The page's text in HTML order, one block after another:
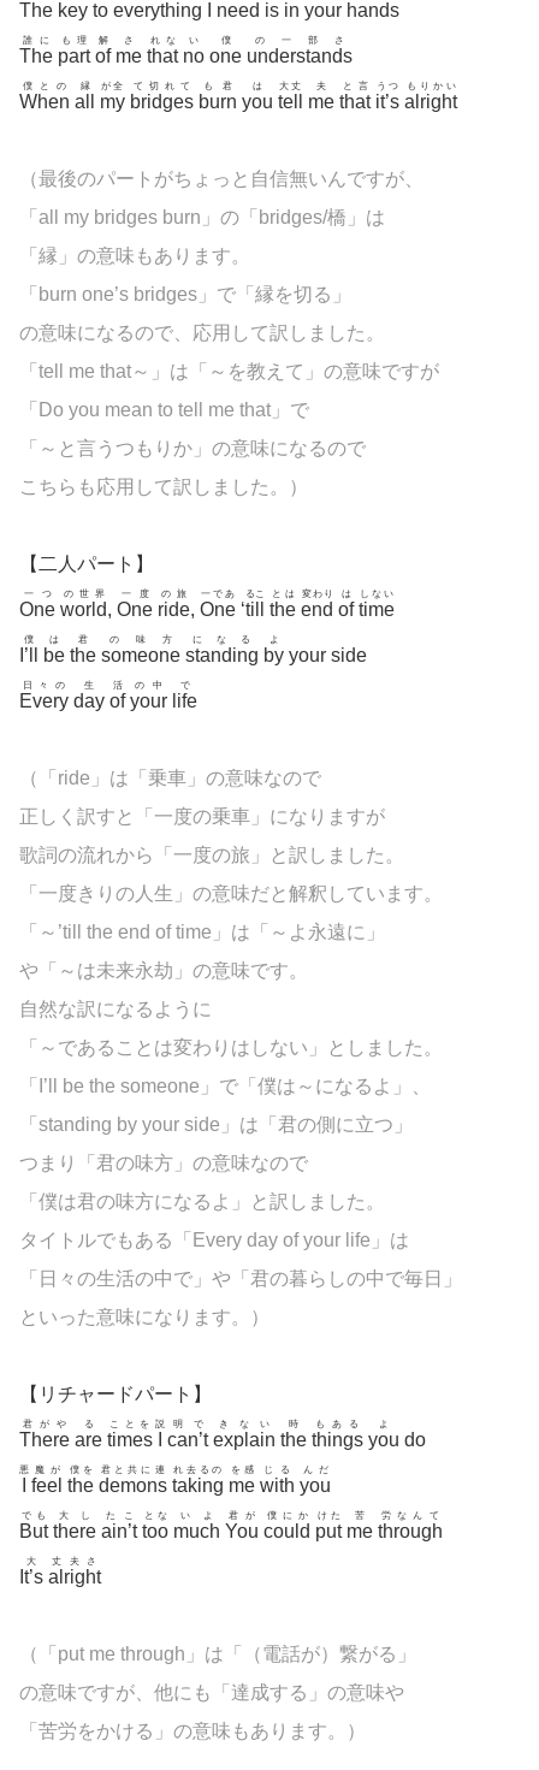
The key to everything need is in your hands
The
誰に
part
も理
of
解
me
さ
that
れな
no
い
one
僕
understands
の一部さ
When
僕との
all
縁
my
が全
bridges
て切れて
burn
も君
you
は
tell
大丈
me
夫
that
と言
it’s
うつ
alright
もりかい
（最後のパートがちょっと自信無いんですが、
「all my bridges burn」の「bridges/橋」は
「縁」の意味もあります。
「burn one’s bridges」で「縁を切る」
の意味になるので、応用して訳しました。
「tell me that～」は「～を教えて」の意味ですが
「Do you mean to tell me that」で
「～と言うつもりか」の意味になるので
こちらも応用して訳しました。）
【二人パート】
One
一つ
world
の世界
, One
一度
ride
の旅
, One
一であ
‘till
るこ
the
とは
end
変わり
of
は
time
しない
I’ll
僕
be
は
the
君
someone
の味方
standing
になる
by
よ
your side
Every
日々の
day
生
of
活
your
の中
life
で
（「ride」は「乗車」の意味なので
正しく訳すと「一度の乗車」になりますが
歌詞の流れから「一度の旅」と訳しました。
「一度きりの人生」の意味だと解釈しています。
「～’till the end of time」は「～よ永遠に」
や「～は未来永劫」の意味です。
自然な訳になるように
「～であることは変わりはしない」としました。
「I’ll be the someone」で「僕は～になるよ」、
「standing by your side」は「君の側に立つ」
つまり「君の味方」の意味なので
「僕は君の味方になるよ」と訳しました。
タイトルでもある「Every day of your life」は
「日々の生活の中で」や「君の暮らしの中で毎日」
といった意味になります。）
【リチャードパート】
There
君がや
are
る
times
ことを 説
can’t
明で
explain
きない
the
時
things
もある
you
よ
do
悪
feel
魔が
the
僕を
demons
君と共に連
taking
れ去るの
me
を感
with
じる
you
んだ
But
でも
there
大し
ain’t
たこ
too
とな
much
いよ
You
君が
could
僕にか
put
けた
me
苦
through
労なんて
It’s
大
alright
丈夫さ
（「put me through」は「（電話が）繋がる」
の意味ですが、他にも「達成する」の意味や
「苦労をかける」の意味もあります。）